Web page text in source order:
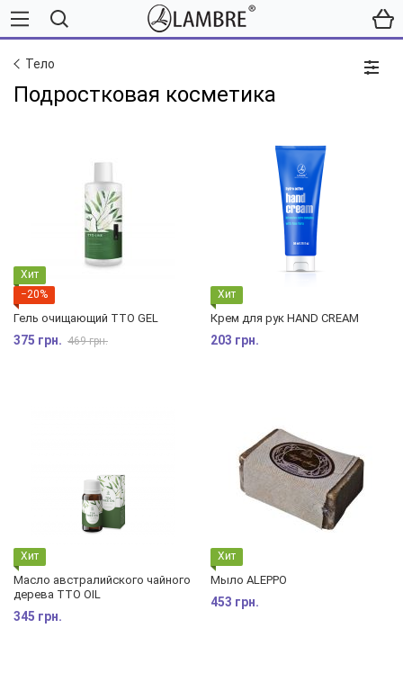
Тело
Подростковая косметика
Хит
−20%
Гель очищающий TTO GEL
375 грн. 469 грн.
Хит
Крем для рук HAND CREAM
203 грн.
Хит
Масло австралийского чайного
дерева TTO OIL
345 грн.
Хит
Мыло ALEPPO
453 грн.